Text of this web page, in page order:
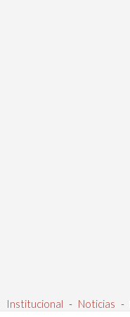
Institucional - Noticias -